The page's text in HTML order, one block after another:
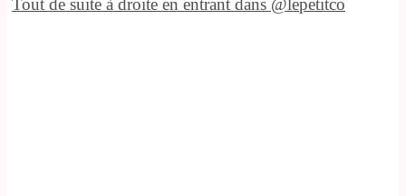
Tout de suite à droite en entrant dans @lepetitco